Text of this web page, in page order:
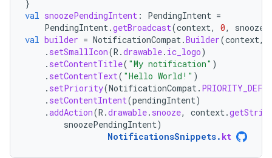
}
val snoozePendingIntent : PendingIntent =
PendingIntent.getBroadcast(context, 0,
val builder = NotificationCompat.Builder(context,
. setSmallIcon(R .drawable. ic_logo)
. setContentTitle( "My notification" )
. setContentText( "Hello World!" )
. setPriority(NotificationCompat.
. setContentIntent(pendingIntent)
.addAction(R .drawable. snooze, context.
snoozePendingIntent)
NotificationsSnippets. kt